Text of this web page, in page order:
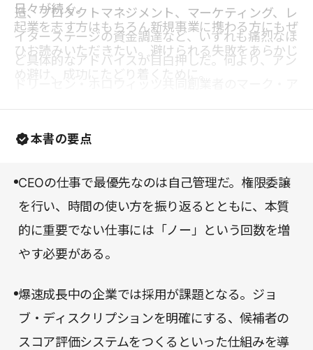
日々が続く。
造、プロダクトマネジメント、マーケティング、レ
イターステージの資金調達など、いずれも痛烈なほ
ど具体的なアドバイスが目白押しだ。何より、アン
ンドリーセンや輝かしい実績をもつ起業家、役員た
ちへのインタビューも多数収録されていて刺激的で
起業を志す方はもちろん新規事業に携わる方にもぜ
ひお読みいただきたい。避けられる失敗をあらかじ
め避け、成功にたどり着くために。
本書の要点
CEOの仕事で最優先なのは自己管理だ。権限委譲
を行い、時間の使い方を振り返るとともに、本質
的に重要でない仕事には「ノー」という回数を増
やす必要がある。
爆速成長中の企業では採用が課題となる。ジョ
ブ・ディスクリプションを明確にする、候補者の
スコア評価システムをつくるといった仕組みを導